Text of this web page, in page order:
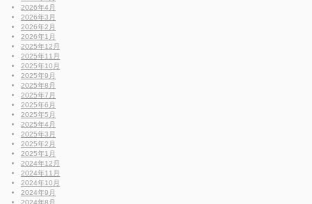
2026年4月
2026年3月
2026年2月
2026年1月
2025年12月
2025年11月
2025年10月
2025年9月
2025年8月
2025年7月
2025年6月
2025年5月
2025年4月
2025年3月
2025年2月
2025年1月
2024年12月
2024年11月
2024年10月
2024年9月
2024年8月